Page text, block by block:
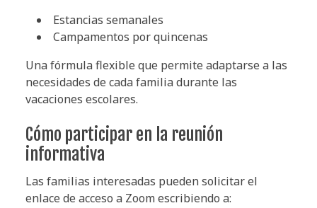
Estancias semanales
Campamentos por quincenas
Una fórmula flexible que permite adaptarse a las
necesidades de cada familia durante las
vacaciones escolares.
Cómo participar en la reunión
informativa
Las familias interesadas pueden solicitar el
enlace de acceso a Zoom escribiendo a: